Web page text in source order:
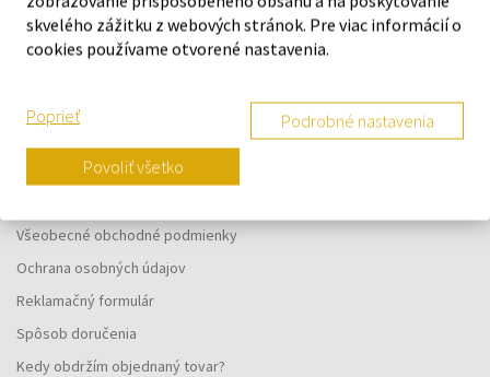
Navštívte našu predajňu v Šamoríne
Po - Pi: 8:00 - 16:00
VŠETKO O NÁKUPE
Všeobecné obchodné podmienky
Ochrana osobných údajov
Reklamačný formulár
Spôsob doručenia
Kedy obdržím objednaný tovar?
skvelého zážitku z webových stránok. Pre viac informácií o
cookies používame otvorené nastavenia.
Poprieť Podrobné nastavenia
Povoliť všetko